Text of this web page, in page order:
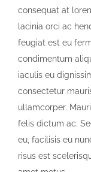
consequat at
lacinia orci ac
feugiat est eu
condimentum
iaculis eu
consectetur
ullamcorper.
felis dictum ac.
eu, facilisis eu
risus est